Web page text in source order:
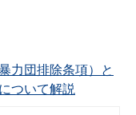
力団排除条項）と
ついて解説